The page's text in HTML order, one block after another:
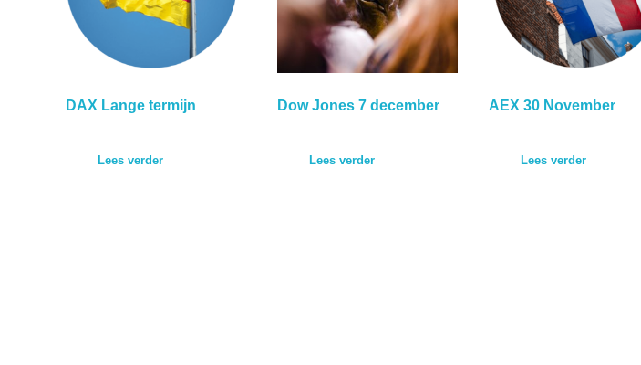
DAX Lange termijn
Lees verder
Dow Jones 7 december
Lees verder
AEX 30 November
Lees verder